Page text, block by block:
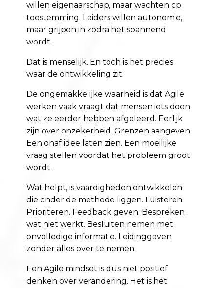
willen eigenaarschap, maar wachten op
toestemming. Leiders willen autonomie,
maar grijpen in zodra het spannend
wordt.
Dat is menselijk. En toch is het precies
waar de ontwikkeling zit.
De ongemakkelijke waarheid is dat Agile
werken vaak vraagt dat mensen iets doen
wat ze eerder hebben afgeleerd. Eerlijk
zijn over onzekerheid. Grenzen aangeven.
Een onaf idee laten zien. Een moeilijke
vraag stellen voordat het probleem groot
wordt.
Wat helpt, is vaardigheden ontwikkelen
die onder de methode liggen. Luisteren.
Prioriteren. Feedback geven. Bespreken
wat niet werkt. Besluiten nemen met
onvolledige informatie. Leidinggeven
zonder alles over te nemen.
Een Agile mindset is dus niet positief
denken over verandering. Het is het